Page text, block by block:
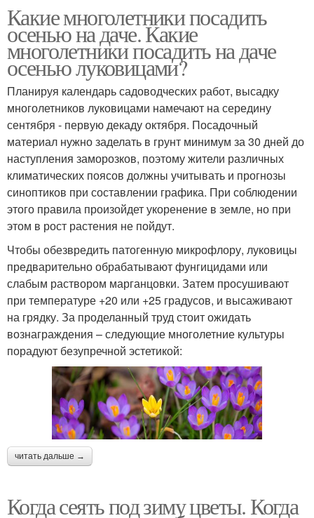
Какие многолетники посадить
осенью на даче. Какие
многолетники посадить на даче
осенью луковицами?
Планируя календарь садоводческих работ, высадку
многолетников луковицами намечают на середину
сентября - первую декаду октября. Посадочный
материал нужно заделать в грунт минимум за 30 дней до
наступления заморозков, поэтому жители различных
климатических поясов должны учитывать и прогнозы
синоптиков при составлении графика. При соблюдении
этого правила произойдет укоренение в земле, но при
этом в рост растения не пойдут.
Чтобы обезвредить патогенную микрофлору, луковицы
предварительно обрабатывают фунгицидами или
слабым раствором марганцовки. Затем просушивают
при температуре +20 или +25 градусов, и высаживают
на грядку. За проделанный труд стоит ожидать
вознаграждения – следующие многолетние культуры
порадуют безупречной эстетикой:
читать дальше →
Когда сеять под зиму цветы. Когда